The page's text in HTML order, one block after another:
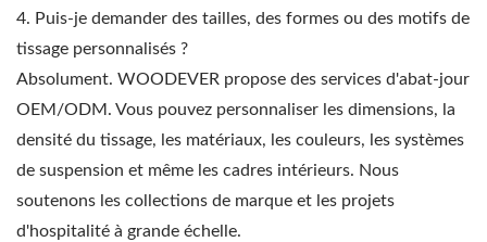
4. Puis-je demander des tailles, des formes ou des motifs de
tissage personnalisés ?
Absolument. WOODEVER propose des services d'abat-jour
OEM/ODM. Vous pouvez personnaliser les dimensions, la
densité du tissage, les matériaux, les couleurs, les systèmes
de suspension et même les cadres intérieurs. Nous
soutenons les collections de marque et les projets
d'hospitalité à grande échelle.